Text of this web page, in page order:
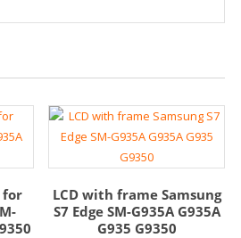
for
LCD with frame Samsung
S7 Edge SM-G935A G935A
G935 G9350